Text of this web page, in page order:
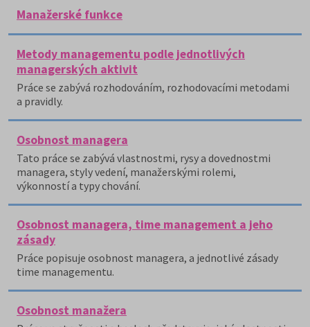
Manažerské funkce
Metody managementu podle jednotlivých
managerských aktivit
Práce se zabývá rozhodováním, rozhodovacími metodami
a pravidly.
Osobnost managera
Tato práce se zabývá vlastnostmi, rysy a dovednostmi
managera, styly vedení, manažerskými rolemi,
výkonností a typy chování.
Osobnost managera, time management a jeho
zásady
Práce popisuje osobnost managera, a jednotlivé zásady
time managementu.
Osobnost manažera